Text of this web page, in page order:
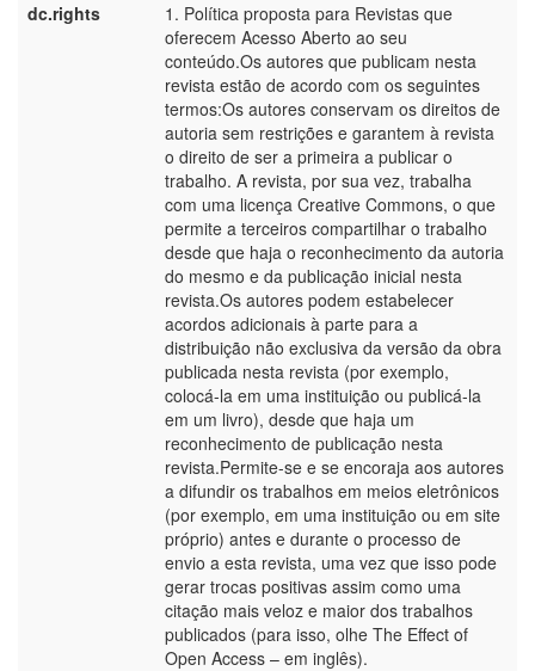
dc.rights
1. Política proposta para Revistas que
oferecem Acesso Aberto ao seu
conteúdo.Os autores que publicam nesta
revista estão de acordo com os seguintes
termos:Os autores conservam os direitos de
autoria sem restrições e garantem à revista
o direito de ser a primeira a publicar o
trabalho. A revista, por sua vez, trabalha
com uma licença Creative Commons, o que
permite a terceiros compartilhar o trabalho
desde que haja o reconhecimento da autoria
do mesmo e da publicação inicial nesta
revista.Os autores podem estabelecer
acordos adicionais à parte para a
distribuição não exclusiva da versão da obra
publicada nesta revista (por exemplo,
colocá-la em uma instituição ou publicá-la
em um livro), desde que haja um
reconhecimento de publicação nesta
revista.Permite-se e se encoraja aos autores
a difundir os trabalhos em meios eletrônicos
(por exemplo, em uma instituição ou em site
próprio) antes e durante o processo de
envio a esta revista, uma vez que isso pode
gerar trocas positivas assim como uma
citação mais veloz e maior dos trabalhos
publicados (para isso, olhe The Effect of
Open Access – em inglês).